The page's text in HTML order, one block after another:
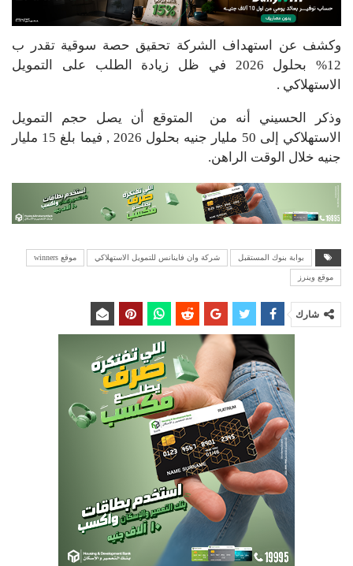
وكشف عن استهداف الشركة تحقيق حصة سوقية تقدر ب
12% بحلول 2026 في ظل زيادة الطلب على التمويل
الاستهلاكي .
وذكر الحسيني أنه من المتوقع أن يصل حجم التمويل
الاستهلاكي إلى 50 مليار جنيه بحلول 2026 , فيما بلغ 15 مليار
جنيه خلال الوقت الراهن.
بوابة بنوك المستقبل شركة وان فاينانس للتمويل الاستهلاكي موقع winners
موقع وينرز
شارك